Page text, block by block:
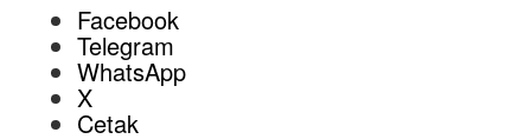
Facebook
Telegram
WhatsApp
X
Cetak